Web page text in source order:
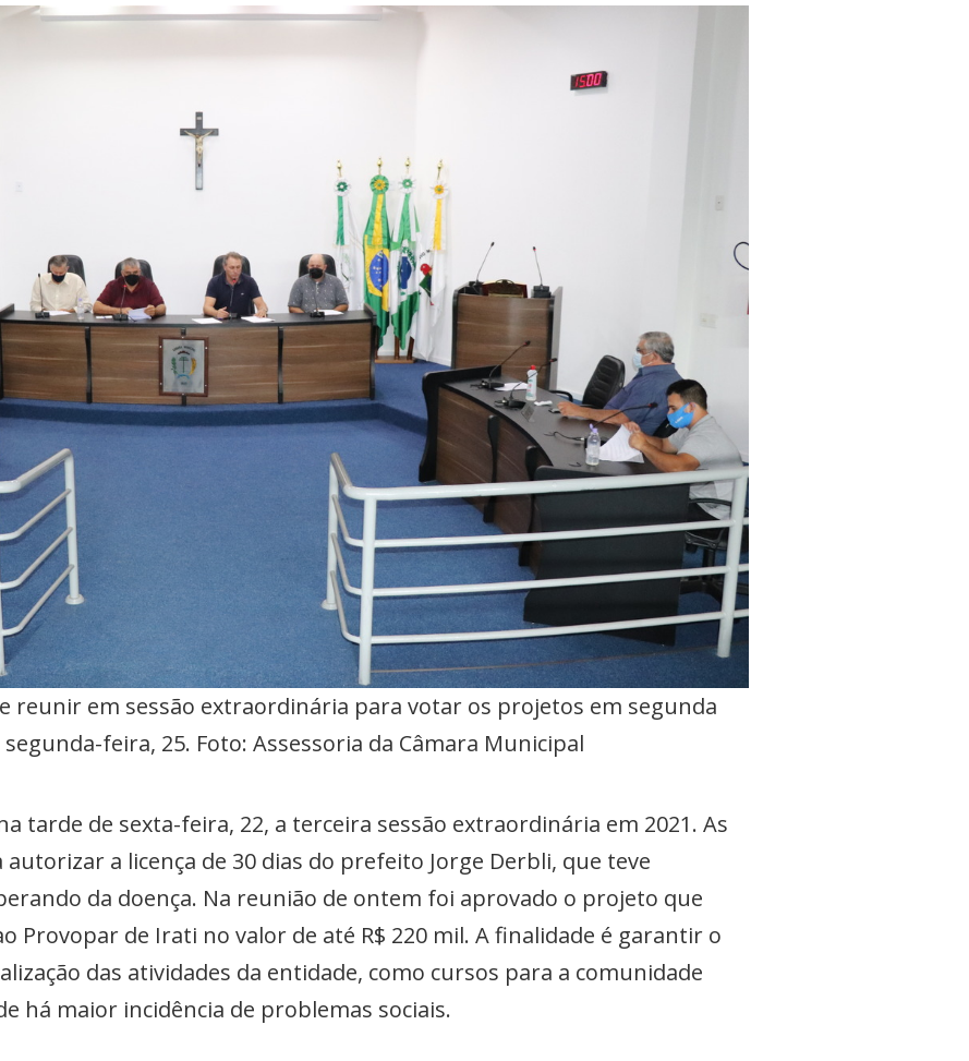
reunir em sessão extraordinária para votar os projetos em segunda
feira, 25. Foto: Assessoria da Câmara Municipal
tarde de sexta-feira, 22, a terceira sessão extraordinária em 2021. As
a licença de 30 dias do prefeito Jorge Derbli, que teve
da doença. Na reunião de ontem foi aprovado o projeto que
Provopar de Irati no valor de até R$ 220 mil. A finalidade é garantir o
das atividades da entidade, como cursos para a comunidade
há maior incidência de problemas sociais.